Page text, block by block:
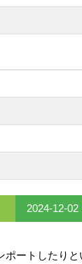
2024-12-02
ートしたりと